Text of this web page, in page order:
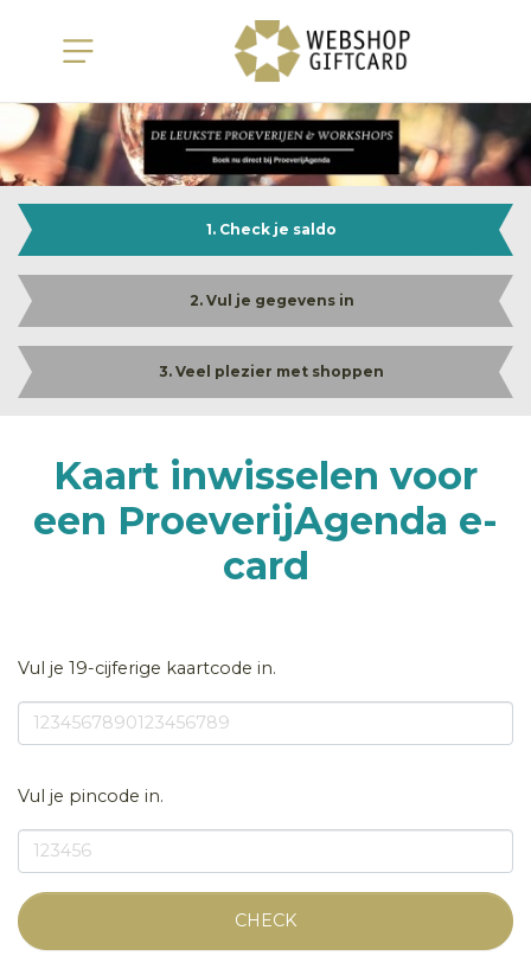
1. Check je saldo
2. Vul je gegevens in
3. Veel plezier met shoppen
Kaart inwisselen voor
een ProeverijAgenda e-
card
Vul je 19-cijferige kaartcode in.
Vul je pincode in.
CHECK